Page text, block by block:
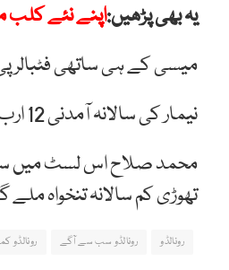
یہ بھی پڑھیں:اپنے نئے کلب
میسی کے ہی ساتھی فٹبالر پی
نیمار کی سالانہ آمدنی 12 ارب روپے کے قریب ہوگی ، مباپے کو سالانہ 7 ارب روپے کے قریب ملیں گے۔
تھوڑی کم سالانہ تنخواہ ملے
رونالڈو رونالڈو سب سے آگے رونالڈو